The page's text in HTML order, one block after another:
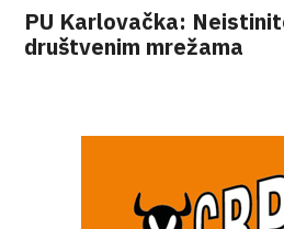
PU Karlovačka:
društvenim mrežama